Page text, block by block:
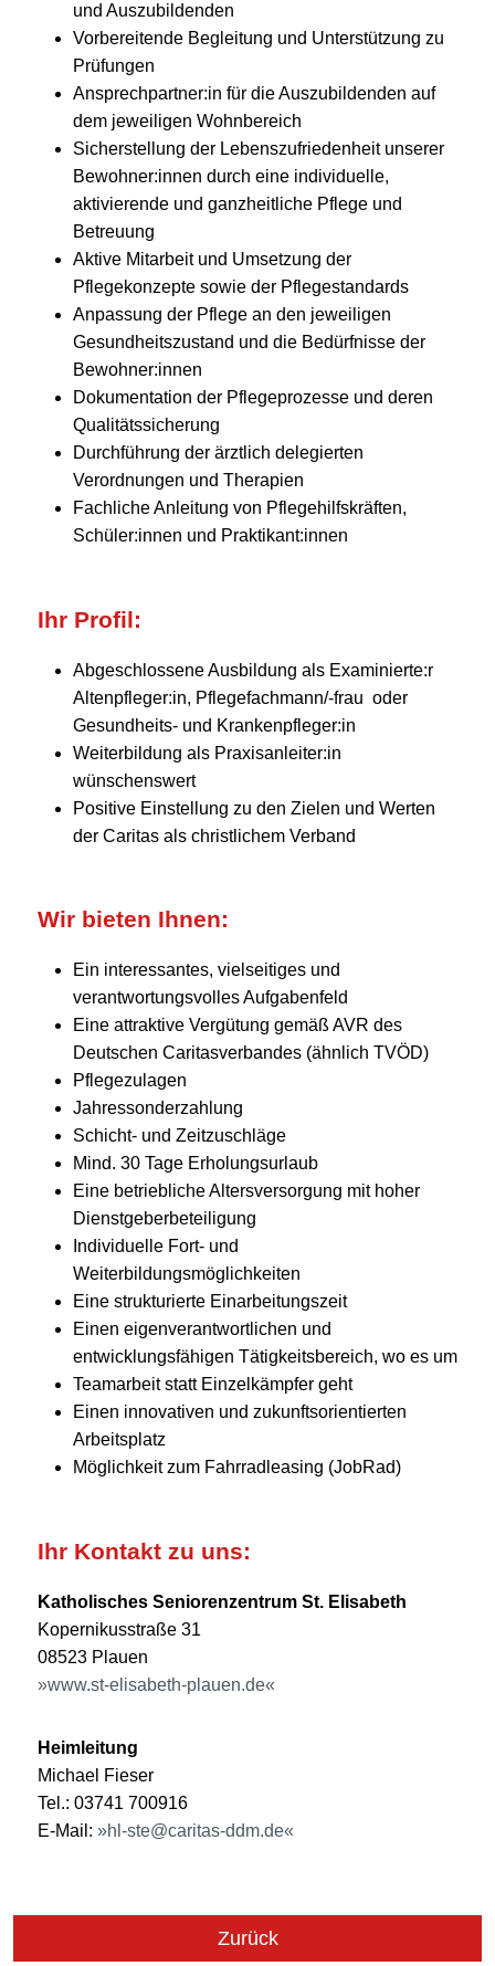
und Auszubildenden
Vorbereitende Begleitung und Unterstützung zu
Prüfungen
Ansprechpartner:in für die Auszubildenden auf
dem jeweiligen Wohnbereich
Sicherstellung der Lebenszufriedenheit unserer
Bewohner:innen durch eine individuelle,
aktivierende und ganzheitliche Pflege und
Betreuung
Aktive Mitarbeit und Umsetzung der
Pflegekonzepte sowie der Pflegestandards
Anpassung der Pflege an den jeweiligen
Gesundheitszustand und die Bedürfnisse der
Bewohner:innen
Dokumentation der Pflegeprozesse und deren
Qualitätssicherung
Durchführung der ärztlich delegierten
Verordnungen und Therapien
Fachliche Anleitung von Pflegehilfskräften,
Schüler:innen und Praktikant:innen
Ihr Profil:
Abgeschlossene Ausbildung als Examinierte:r
Altenpfleger:in, Pflegefachmann/-frau oder
Gesundheits- und Krankenpfleger:in
Weiterbildung als Praxisanleiter:in
wünschenswert
Positive Einstellung zu den Zielen und Werten
der Caritas als christlichem Verband
Wir bieten Ihnen:
Ein interessantes, vielseitiges und
verantwortungsvolles Aufgabenfeld
Eine attraktive Vergütung gemäß AVR des
Deutschen Caritasverbandes (ähnlich TVÖD)
Pflegezulagen
Jahressonderzahlung
Schicht- und Zeitzuschläge
Mind. 30 Tage Erholungsurlaub
Eine betriebliche Altersversorgung mit hoher
Dienstgeberbeteiligung
Individuelle Fort- und
Weiterbildungsmöglichkeiten
Eine strukturierte Einarbeitungszeit
Einen eigenverantwortlichen und
entwicklungsfähigen Tätigkeitsbereich, wo es um
Teamarbeit statt Einzelkämpfer geht
Einen innovativen und zukunftsorientierten
Arbeitsplatz
Möglichkeit zum Fahrradleasing (JobRad)
Ihr Kontakt zu uns:
Katholisches Seniorenzentrum St. Elisabeth
Kopernikusstraße 31
08523 Plauen
www.st-elisabeth-plauen.de
Heimleitung
Michael Fieser
Tel.: 03741 700916
E-Mail:
hl-ste@caritas-ddm.de
Zurück